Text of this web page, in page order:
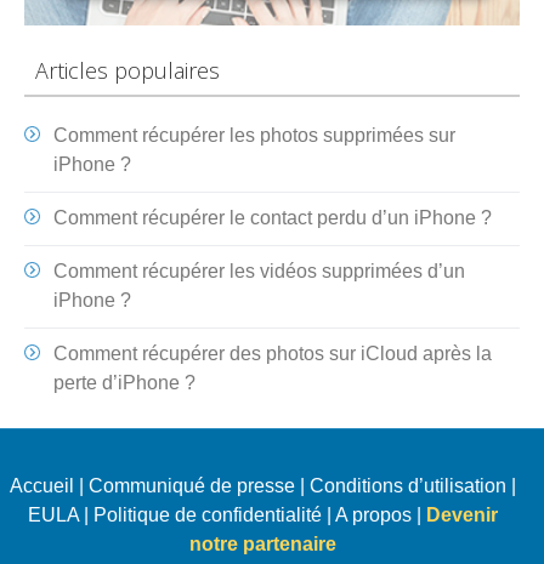
Articles populaires
Comment récupérer les photos supprimées sur
iPhone ?
Comment récupérer le contact perdu d’un iPhone ?
Comment récupérer les vidéos supprimées d’un
iPhone ?
Comment récupérer des photos sur iCloud après la
perte d’iPhone ?
Accueil Communiqué de presse| Conditions d’utilisation
EULA| Politique de confidentialité| A propos|
Devenir
notre partenaire